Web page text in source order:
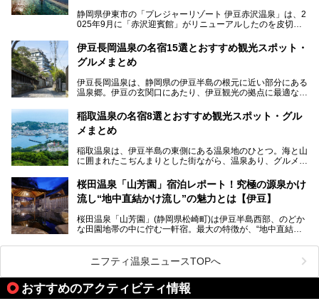
静岡県伊東市の「プレジャーリゾート 伊豆赤沢温泉」は、2
025年9月に「赤沢迎賓館」がリニューアルしたのを皮切り
館」、「RED 28 HOTEL」がリニューアル。さらにこのあ
とグランピング施設のGRAX EARTH FIELD（グラックスア
ースフィールド）、大型屋内アミューズメント施設のPLEA
予定。
ャー施設など、現在リニューアルオープンしている施設を中
心に、家族連れでも大人だけでも、おひとりさまでも多彩な
楽しみ方ができる「プレジャーリゾート 伊豆赤沢温泉」を
───
この記事はプレジャーリゾート 伊豆赤沢温泉のPR記事で
す。
伊豆長岡温泉の名宿15選とおすすめ観光スポット・
グルメまとめ
伊豆長岡温泉は、静岡県の伊豆半島の根元に近い部分にある
温泉郷。伊豆の玄関口にあたり、伊豆観光の拠点に最適な立
ちろん日帰りでも楽しめるのが魅力です。
この記事では、伊豆長岡温泉の歴史や魅力、おすすめの宿を
る温泉施設も紹介します！
稲取温泉の名宿8選とおすすめ観光スポット・グル
メまとめ
稲取温泉は、伊豆半島の東側にある温泉地のひとつ。海と山
に囲まれたこぢんまりとした街ながら、温泉あり、グルメあ
京からは約2時間30分、直通電車もありアクセスしやすいの
もうれしいところ。
入れる温泉施設、チェックしたい観光スポットやアクティビ
ティなどを一挙にまとめピックアップ。伊豆稲取温泉を訪れ
桜田温泉「山芳園」宿泊レポート！究極の源泉かけ
流し“地中直結かけ流し”の魅力とは【伊豆】
桜田温泉「山芳園」(静岡県松崎町)は伊豆半島西部、のどか
な田園地帯の中に佇む一軒宿。最大の特徴が、“地中直結か
地下に眠る源泉を加水・加温・消毒無し、さらには途中過程
で空気にも触れさせることなく浴槽まで提供。「究極の源泉
かけ流し」と言っても決して過言ではありません。
今回、桜田温泉「山芳園」の“温泉”を中心に、その魅力を詳
細レポート。また口コミの評判も非常に高い宿であり、客室
や食事も併せて徹底紹介します！
ニフティ温泉ニュースTOPへ
おすすめのアクティビティ情報